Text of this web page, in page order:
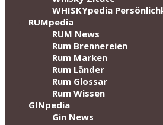
WHISKYpedia
RUMpedia
RUM News
Rum Brennereien
Rum Marken
Rum Länder
Rum Glossar
Rum Wissen
GINpedia
Gin News